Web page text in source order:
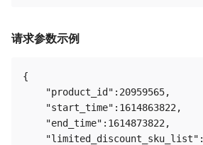
请求参数示例
{
    "product_id":20959565,
    "start_time":1614863822,
    "end_time":1614873822,
    "limited_discount_sku_list":